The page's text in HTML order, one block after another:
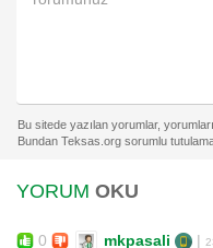
YORUM OKU
0 mkpasali |